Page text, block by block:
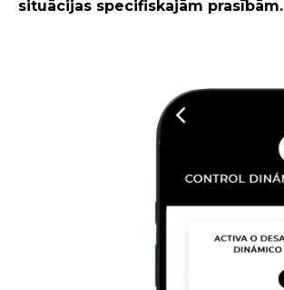
situācijas specifiskajām prasībām.